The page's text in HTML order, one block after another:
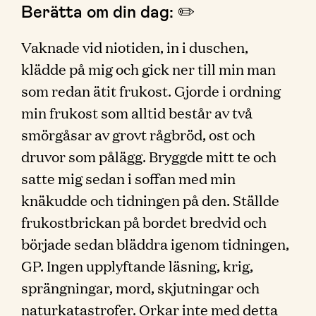
Berätta om din dag: ✏️
Vaknade vid niotiden, in i duschen,
klädde på mig och gick ner till min man
som redan ätit frukost. Gjorde i ordning
min frukost som alltid består av två
smörgåsar av grovt rågbröd, ost och
druvor som pålägg. Bryggde mitt te och
satte mig sedan i soffan med min
knäkudde och tidningen på den. Ställde
frukostbrickan på bordet bredvid och
började sedan bläddra igenom tidningen,
GP. Ingen upplyftande läsning, krig,
sprängningar, mord, skjutningar och
naturkatastrofer. Orkar inte med detta